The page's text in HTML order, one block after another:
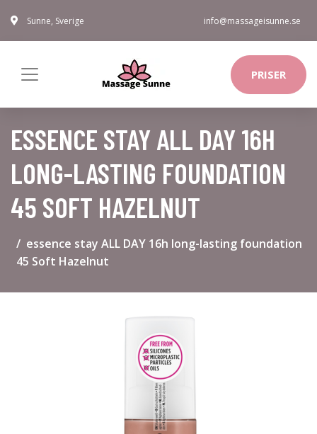
Sunne, Sverige info@massageisunne.se
PRISER
ESSENCE STAY ALL DAY 16H
LONG-LASTING FOUNDATION
45 SOFT HAZELNUT
essence stay ALL DAY 16h long-lasting foundation
45 Soft Hazelnut